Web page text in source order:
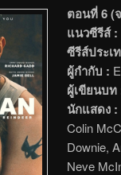
ตอนที่ 6 (
แนวซีรีส์ :
ซีรีส์ประ
ผู้กำกับ :
ผู้เขียนบท
นักแสดง :
Colin
Downie,
Neve